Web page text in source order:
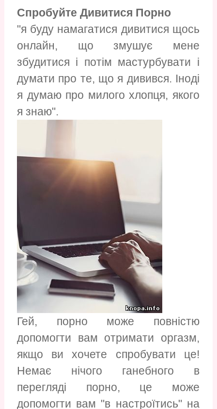
Спробуйте Дивитися Порно
"я буду намагатися дивитися щось
онлайн, що змушує мене
збудитися і потім мастурбувати і
думати про те, що я дивився. Іноді
я думаю про милого хлопця, якого
я знаю".
Гей, порно може повністю
допомогти вам отримати оргазм,
якщо ви хочете спробувати це!
Немає нічого ганебного в
перегляді порно, це може
допомогти вам "в настроїтись" на